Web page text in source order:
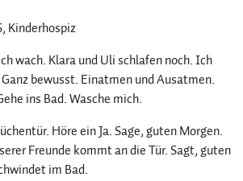
, Kinderhospiz
wach. Klara und Uli schlafen noch. Ich
bewusst. Einatmen und Ausatmen.
ins Bad. Wasche mich.
Höre ein Ja. Sage, guten Morgen.
Freunde kommt an die Tür. Sagt, guten
im Bad.